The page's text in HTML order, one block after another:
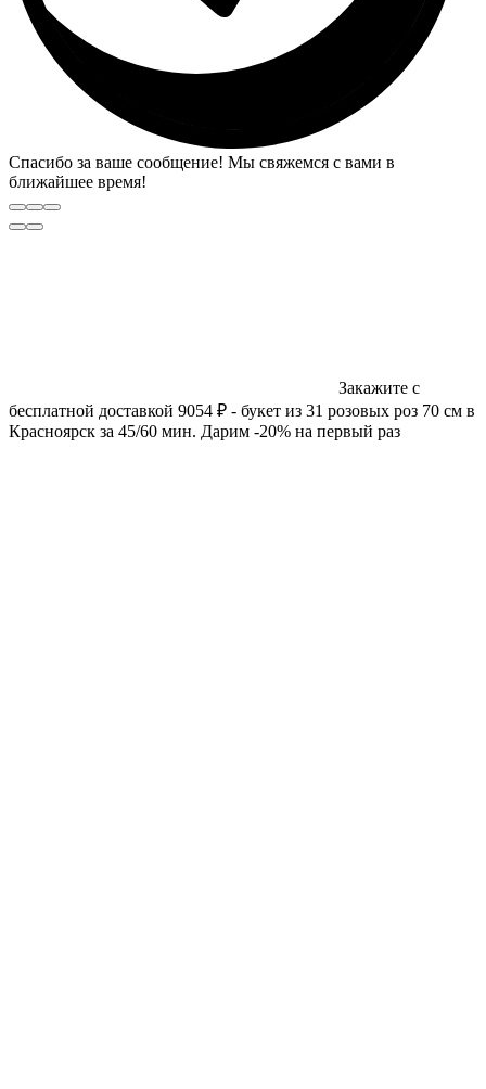
Спасибо за ваше сообщение! Мы свяжемся с вами в
ближайшее время!
Закажите с
бесплатной доставкой 9054 ₽ - букет из 31 розовых роз 70 см в
Красноярск за 45/60 мин. Дарим -20% на первый раз